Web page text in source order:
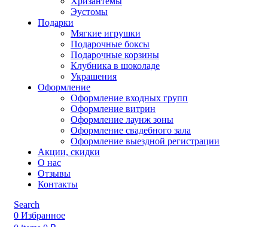
Эустомы
Подарки
Мягкие игрушки
Подарочные боксы
Подарочные корзины
Клубника в шоколаде
Украшения
Оформление
Оформление входных групп
Оформление витрин
Оформление лаунж зоны
Оформление свадебного зала
Оформление выездной регистрации
Акции, скидки
О нас
Отзывы
Контакты
Search
0 Избранное